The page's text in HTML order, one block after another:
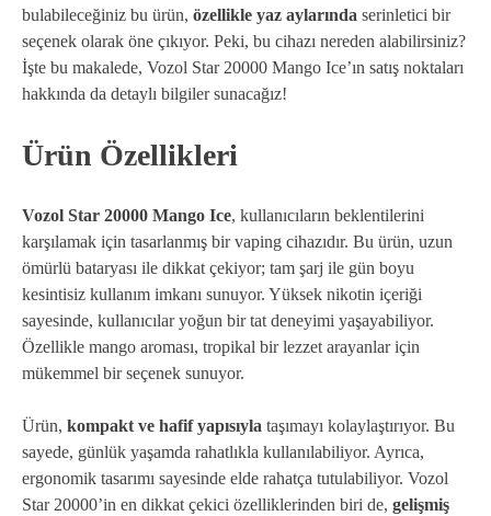
bulabileceğiniz bu ürün, özellikle yaz aylarında serinletici bir
seçenek olarak öne çıkıyor. Peki, bu cihazı nereden alabilirsiniz?
İşte bu makalede, Vozol Star 20000 Mango Ice’ın satış noktaları
hakkında da detaylı bilgiler sunacağız!
Ürün Özellikleri
Vozol Star 20000 Mango Ice, kullanıcıların beklentilerini
karşılamak için tasarlanmış bir vaping cihazıdır. Bu ürün, uzun
ömürlü bataryası ile dikkat çekiyor; tam şarj ile gün boyu
kesintisiz kullanım imkanı sunuyor. Yüksek nikotin içeriği
sayesinde, kullanıcılar yoğun bir tat deneyimi yaşayabiliyor.
Özellikle mango aroması, tropikal bir lezzet arayanlar için
mükemmel bir seçenek sunuyor.
Ürün, kompakt ve hafif yapısıyla taşımayı kolaylaştırıyor. Bu
sayede, günlük yaşamda rahatlıkla kullanılabiliyor. Ayrıca,
ergonomik tasarımı sayesinde elde rahatça tutulabiliyor. Vozol
Star 20000’in en dikkat çekici özelliklerinden biri de, gelişmiş